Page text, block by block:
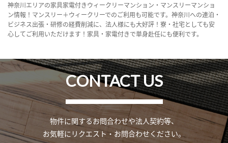
神奈川エリアの家具家電付きウィークリーマンション・マンスリーマンショ
ン情報！マンスリー＋ウィークリーでのご利用も可能です。神奈川への連泊・
ビジネス出張・研修の経費削減に、法人様にも大好評！寮・社宅としても安
心してご利用いただけます！家具・家電付きで単身赴任にも便利です。
CONTACT US
物件に関するお問合わせや法人契約等、
お気軽にリクエスト・お問合わせください。